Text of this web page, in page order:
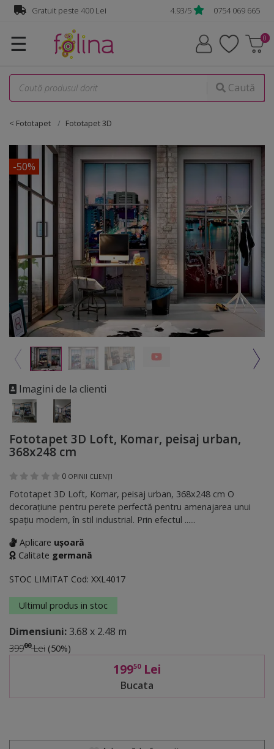
Gratuit peste 400 Lei 4.93/5 0754 069 665
☰
Caută
< Fototapet Fototapet 3D
-50%
Imagini de la clienti
Fototapet 3D Loft, Komar, peisaj urban,
368x248 cm
0 OPINII CLIENȚI
Fototapet 3D Loft, Komar, peisaj urban, 368x248 cm O
decoraţiune pentru perete perfectă pentru amenajarea unui
spaţiu modern, în stil industrial. Prin efectul ......
Aplicare ușoară
Calitate germană
STOC LIMITAT Cod: XXL4017
Ultimul produs in stoc
Dimensiuni: 3.68 x 2.48 m
39900Lei (50%)
19950Lei
Bucata